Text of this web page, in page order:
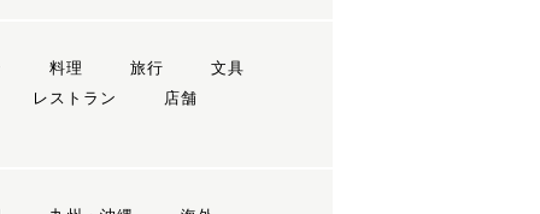
料理 旅行
文具
レストラン
店舗